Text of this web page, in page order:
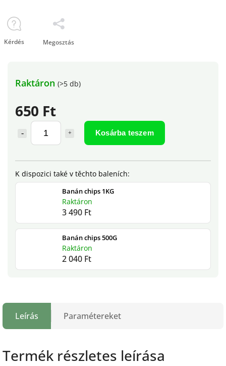
650 Ft
Kosárba teszem
Banán chips 1KG
Raktáron
3 490 Ft
Banán chips 500G
Raktáron
2 040 Ft
Raktáron (>5 db)
Kérdés Megosztás
Leírás Paramétereket
Termék részletes leírása